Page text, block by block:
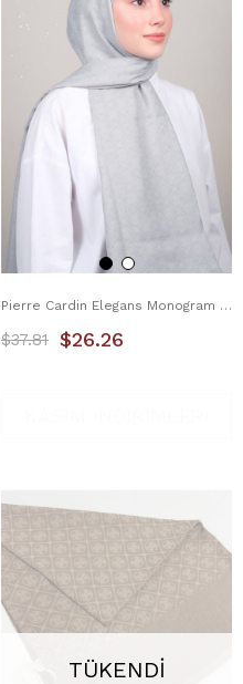
Pierre Cardin Elegans Monogram Şal 1090700-974
$26.26
$37.81
TÜKENDI